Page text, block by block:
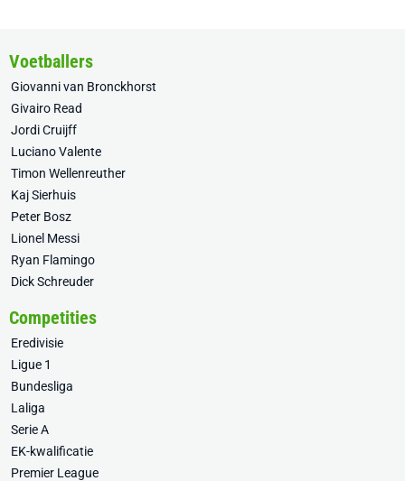
Voetballers
Giovanni van Bronckhorst
Givairo Read
Jordi Cruijff
Luciano Valente
Timon Wellenreuther
Kaj Sierhuis
Peter Bosz
Lionel Messi
Ryan Flamingo
Dick Schreuder
Competities
Eredivisie
Ligue 1
Bundesliga
Laliga
Serie A
EK-kwalificatie
Premier League